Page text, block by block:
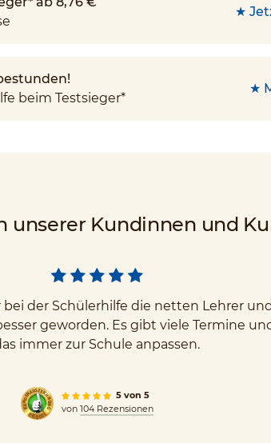
★
beim Testsieger*
★
unserer Kundinnen und
der Schülerhilfe die netten Lehrer
geworden. Es gibt viele Termine
immer zur Schule anpassen.
5 von 5
von 104 Rezensionen